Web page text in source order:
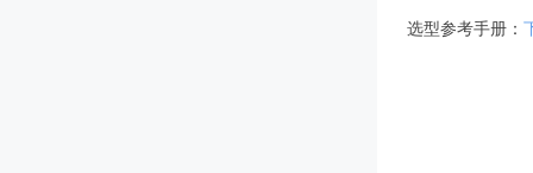
选型参考手册：